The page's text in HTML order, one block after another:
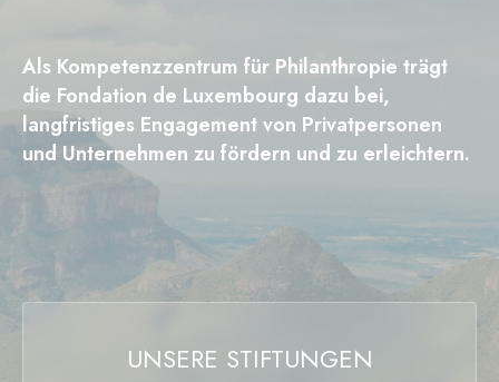
Als Kompetenzzentrum für Philanthropie trägt
die Fondation de Luxembourg dazu bei,
langfristiges Engagement von Privatpersonen
und Unternehmen zu fördern und zu erleichtern.
UNSERE STIFTUNGEN